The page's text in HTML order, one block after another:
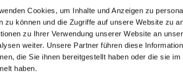
Cookies, um Inhalte und Anzeigen zu
zu können und die Zugriffe auf unsere Website zu
zu Ihrer Verwendung unserer Website an
weiter. Unsere Partner führen diese
die Sie ihnen bereitgestellt haben oder die sie
haben.